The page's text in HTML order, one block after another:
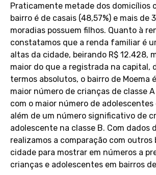
Praticamente metade dos domicílios
bairro é de casais (48,57%) e mais de
moradias possuem filhos. Quanto à
constatamos que a renda familiar é
altas da cidade, beirando R$ 12.428,
maior do que a registrada na capital,
termos absolutos, o bairro de Moema
maior número de crianças de classe
com o maior número de adolescentes
além de um número significativo de
adolescente na classe B. Com dados
realizamos a comparação com outros
cidade para mostrar em números a
crianças e adolescentes em bairros